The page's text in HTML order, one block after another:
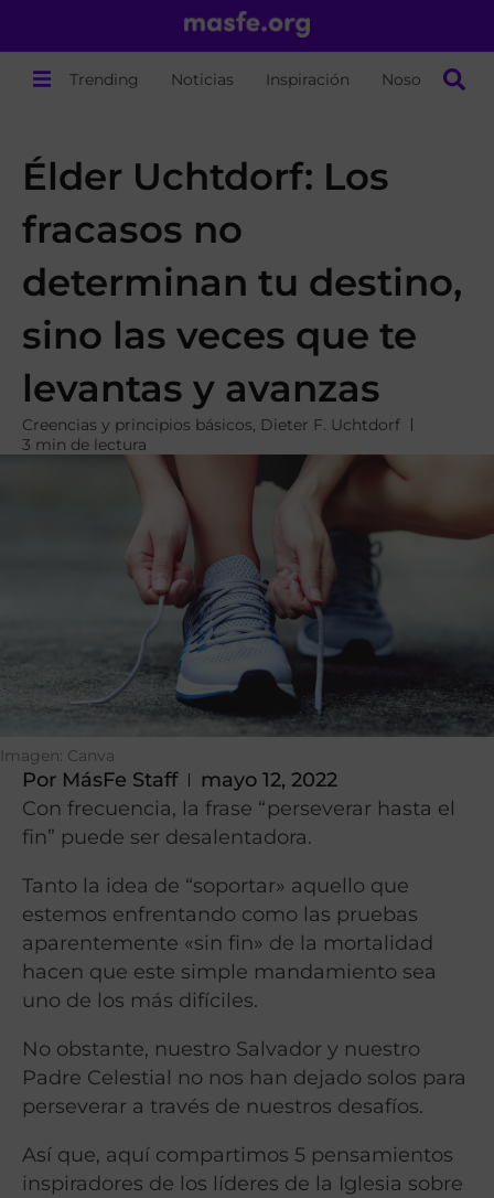
Trending Noticias Inspiración Nosotros
Élder Uchtdorf: Los
fracasos no
determinan tu destino,
sino las veces que te
levantas y avanzas
Creencias y principios básicos, Dieter F. Uchtdorf
3 min de lectura
Imagen: Canva
Por MásFe Staff
mayo 12, 2022
Con frecuencia, la frase “perseverar hasta el
fin” puede ser desalentadora.
Tanto la idea de “soportar» aquello que
estemos enfrentando como las pruebas
aparentemente «sin fin» de la mortalidad
hacen que este simple mandamiento sea
uno de los más difíciles.
No obstante, nuestro Salvador y nuestro
Padre Celestial no nos han dejado solos para
perseverar a través de nuestros desafíos.
Así que, aquí compartimos 5 pensamientos
inspiradores de los líderes de la Iglesia sobre